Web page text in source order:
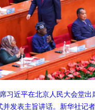
习近平在北京人民大会堂出
并发表主旨讲话。新华社记